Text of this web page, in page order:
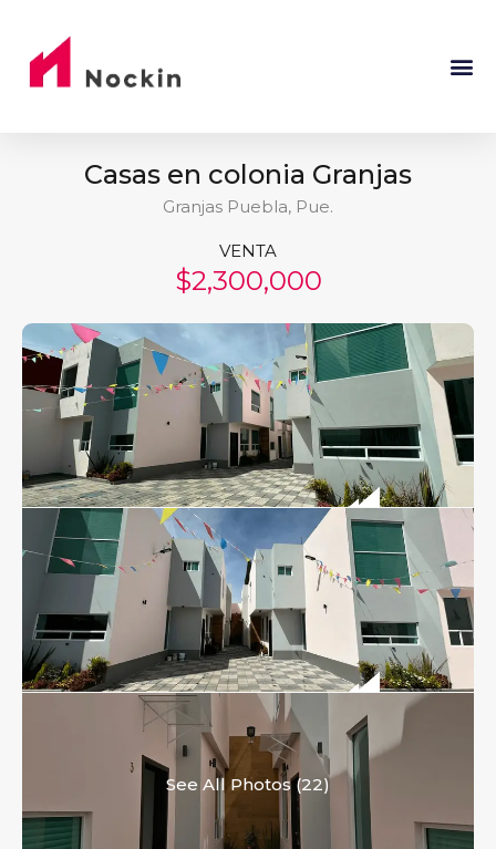
Casas en colonia Granjas
Granjas Puebla, Pue.
VENTA
$2,300,000
See All Photos (22)